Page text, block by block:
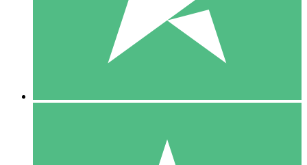
1 Download
10
US$1500
10 Download